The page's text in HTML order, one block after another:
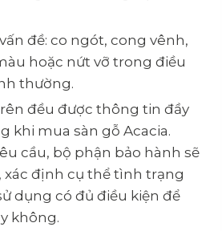
đề: co ngót, cong vênh,
hoặc nứt vỡ trong điều
thường.
đều được thông tin đầy
khi mua sàn gỗ Acacia.
cầu, bộ phận bảo hành sẽ
xác định cụ thể tình trạng
dụng có đủ điều kiện để
không.